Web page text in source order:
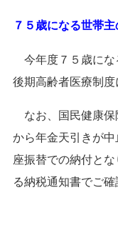
７５歳になる世帯
今年度７５歳にな
後期高齢者医療制度
なお、国民健康保
から年金天引きが
座振替での納付と
る納税通知書でご確